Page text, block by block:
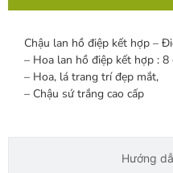
Hướng
Chậu lan hồ điệp kết hợp –
– Hoa lan hồ điệp kết hợp : 8
– Hoa, lá trang trí đẹp mắt,
– Chậu sứ trắng cao cấp